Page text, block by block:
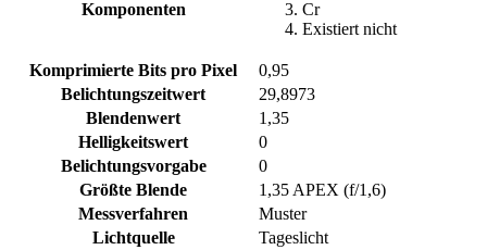
Komponenten
Cr
Existiert nicht
Komprimierte Bits pro Pixel
0,95
Belichtungszeitwert
29,8973
Blendenwert
1,35
Helligkeitswert
0
Belichtungsvorgabe
0
Größte Blende
1,35 APEX (f/1,6)
Messverfahren
Muster
Lichtquelle
Tageslicht